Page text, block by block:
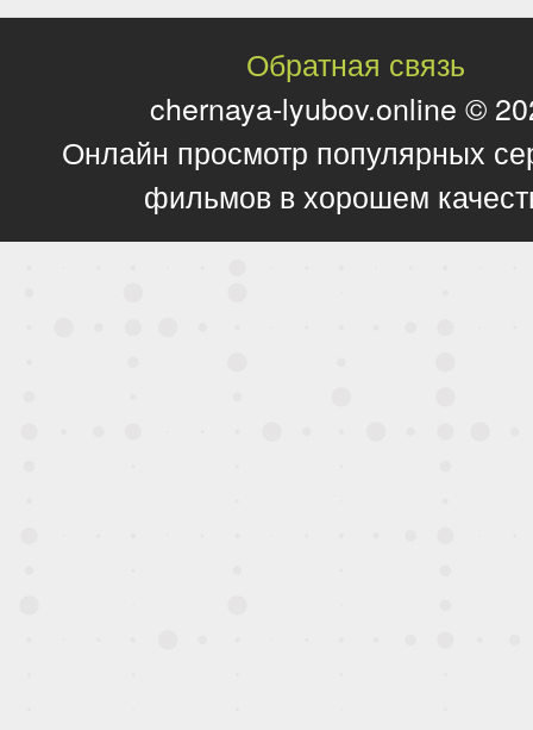
Обратная связь
chernaya-lyubov.online ©
Онлайн просмотр популярных
фильмов в хорошем